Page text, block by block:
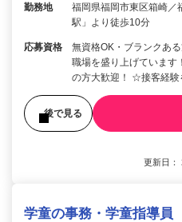
勤務地
福岡県福岡市東区箱崎／
駅」より徒歩10分
応募資格
無資格OK・ブランクあ
職場を盛り上げています
の方大歓迎！ ☆接客経験
後で見る
更新日
学童の事務・学童指導員